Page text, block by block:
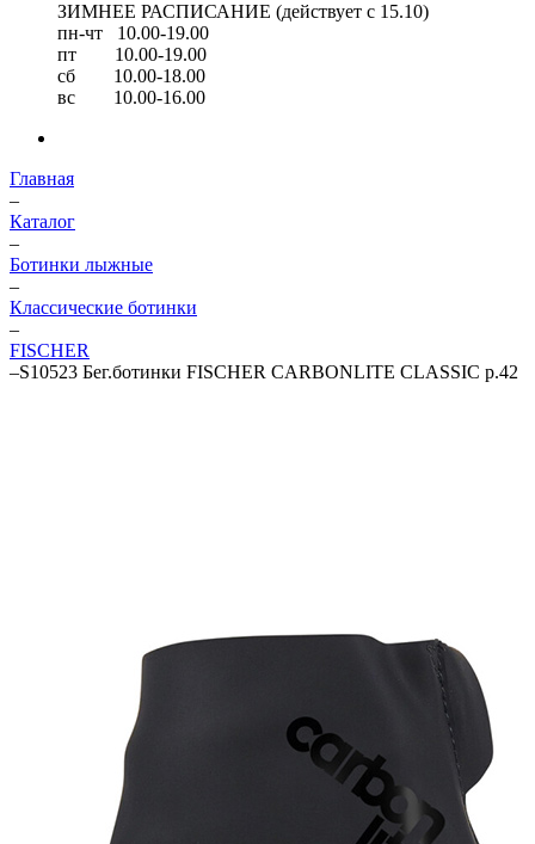
ЗИМНЕЕ РАСПИСАНИЕ (действует с 15.10)
пн-чт 10.00-19.00
пт 10.00-19.00
сб 10.00-18.00
вс 10.00-16.00
Главная
–
Каталог
–
Ботинки лыжные
–
Классические ботинки
–
FISCHER
–S10523 Бег.ботинки FISCHER CARBONLITE CLASSIC р.42